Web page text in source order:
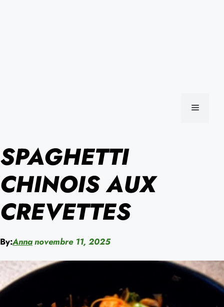
MENU
SPAGHETTI
CHINOIS AUX
CREVETTES
By:Annanovembre 11, 2025